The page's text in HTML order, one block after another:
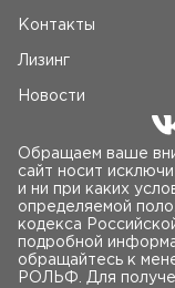
Контакты
Лизинг
Новости
Обращаем ваше
сайт носит
и ни при каких
определяемой
кодекса
подробной
обращайтесь к
РОЛЬФ. Для